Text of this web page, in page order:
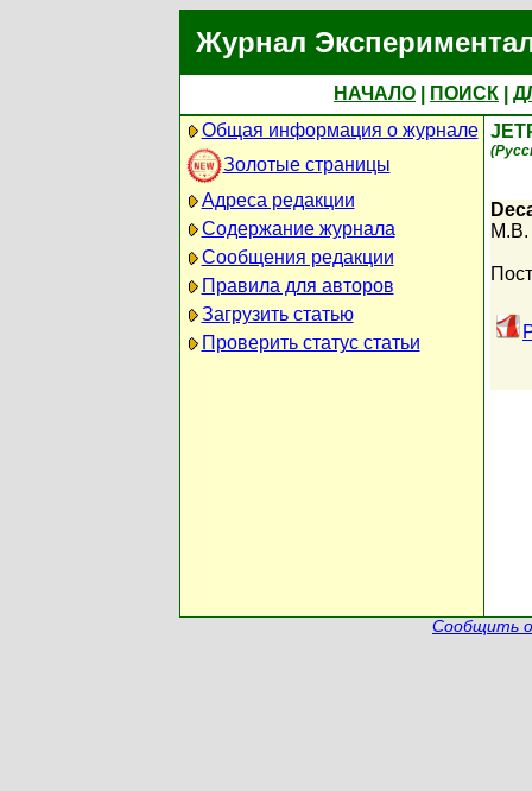
Журнал
НАЧАЛО ПОИСК
Общая информация о журнале
Золотые страницы
Адреса редакции
Содержание журнала
Сообщения редакции
Правила для авторов
Загрузить статью
Проверить статус статьи
Сообщить о